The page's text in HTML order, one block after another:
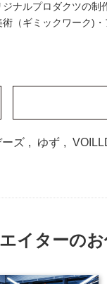
ナルプロダクツの
（ギミックワーク)
ーズ , ゆず ,
イターの